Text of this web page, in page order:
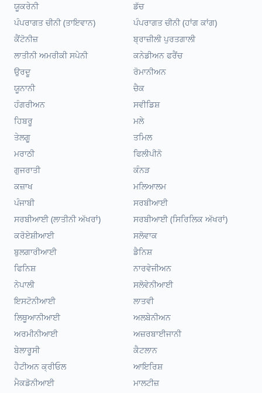
ਯੂਕਰੇਨੀ
ਡੱਚ
ਪੰਪਰਾਗਤ ਚੀਨੀ (ਤਾਇਵਾਨ)
ਪੰਪਰਾਗਤ ਚੀਨੀ (ਹਾਂਗ ਕਾਂਗ)
ਕੈਂਟੋਨੀਜ਼
ਬ੍ਰਾਜ਼ੀਲੀ ਪੁਰਤਗਾਲੀ
ਲਾਤੀਨੀ ਅਮਰੀਕੀ ਸਪੇਨੀ
ਕਨੇਡੀਅਨ ਫਰੈਂਚ
ਉਰਦੂ
ਰੋਮਾਨੀਅਨ
ਯੂਨਾਨੀ
ਚੈਕ
ਹੰਗਰੀਅਨ
ਸਵੀਡਿਸ਼
ਹਿਬਰੂ
ਮਲੇ
ਤੇਲਗੂ
ਤਮਿਲ
ਮਰਾਠੀ
ਫਿਲੀਪੀਨੋ
ਗੁਜਰਾਤੀ
ਕੰਨੜ
ਕਜ਼ਾਖ
ਮਲਿਆਲਮ
ਪੰਜਾਬੀ
ਸਰਬੀਆਈ
ਸਰਬੀਆਈ (ਲਾਤੀਨੀ ਅੱਖਰਾਂ)
ਸਰਬੀਆਈ (ਸਿਰਿਲਿਕ ਅੱਖਰਾਂ)
ਕਰੋਏਸ਼ੀਆਈ
ਸਲੋਵਾਕ
ਬੁਲਗਾਰੀਆਈ
ਡੈਨਿਸ਼
ਫਿਨਿਸ਼
ਨਾਰਵੇਜੀਅਨ
ਨੇਪਾਲੀ
ਸਲੋਵੇਨੀਆਈ
ਇਸਟੋਨੀਆਈ
ਲਾਤਵੀ
ਲਿਥੂਆਨੀਆਈ
ਅਲਬੇਨੀਅਨ
ਅਰਮੀਨੀਆਈ
ਅਜ਼ਰਬਾਈਜਾਨੀ
ਬੇਲਾਰੂਸੀ
ਕੈਟਲਾਨ
ਹੈਟੀਅਨ ਕ੍ਰੀਓਲ
ਆਇਰਿਸ਼
ਮੈਕਡੋਨੀਆਈ
ਮਾਲਟੀਜ਼